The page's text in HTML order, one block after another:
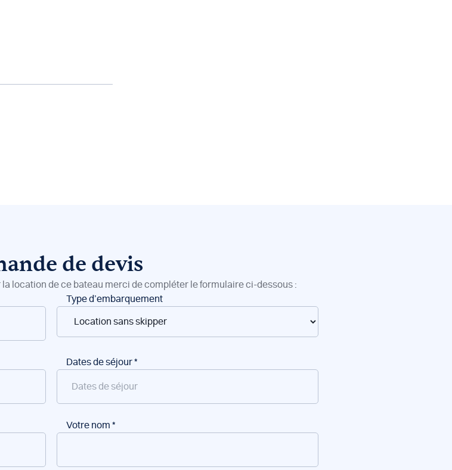
de devis
location de ce bateau merci de compléter le formulaire ci-dessous :
Type d’embarquement
Dates de séjour*
Votre nom *